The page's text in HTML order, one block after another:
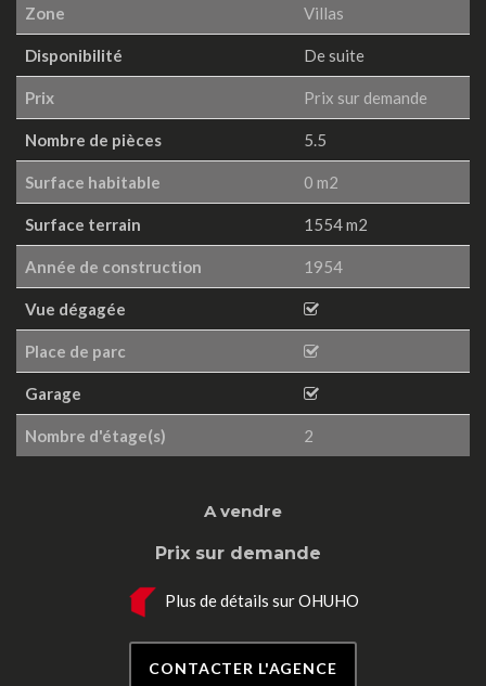
Zone Villas
Disponibilité De suite
Prix Prix sur demande
Nombre de pièces 5.5
Surface habitable 0 m2
Surface terrain 1554 m2
Année de construction 1954
Vue dégagée
Place de parc
Garage
Nombre d'étage(s) 2
A vendre
Prix sur demande
Plus de détails sur OHUHO
CONTACTER L'AGENCE